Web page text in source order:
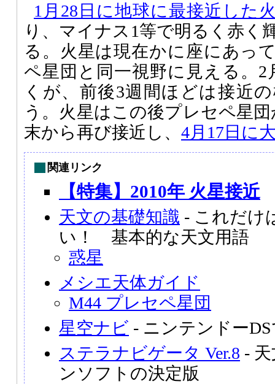
1月28日に地球に最接近した
り、マイナス1等で明るく赤く
る。火星は現在かに座にあっ
ペ星団と同一視野に見える。
くが、前後3週間ほどは接近
う。火星はこの後プレセペ星
末から再び接近し、 4月17日に
関連リンク
【特集】2010年 火星接近
天文の基礎知識 - これだけ
い！ 基本的な天文用語
惑星
メシエ天体ガイド
M44 プレセペ星団
星空ナビ - ニンテンドー
ステラナビゲータ Ver.8 -
ンソフトの決定版